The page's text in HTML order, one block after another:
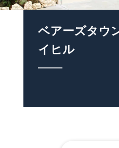
ベアーズタウ
イヒル